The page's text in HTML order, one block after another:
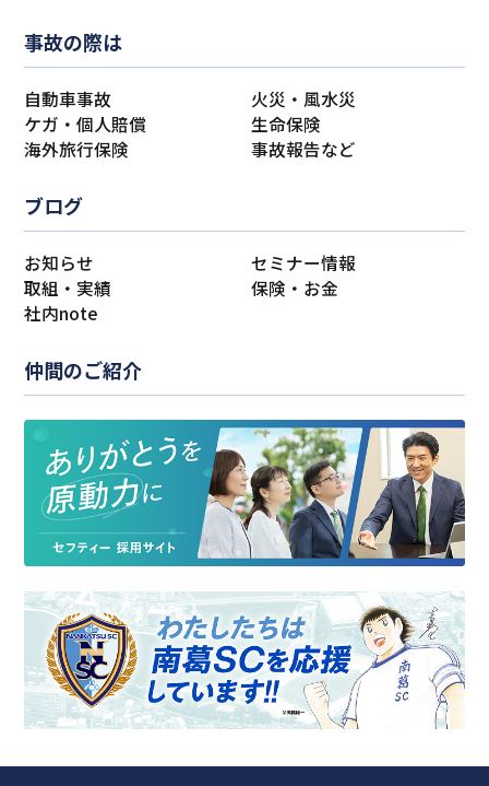
事故の際は
自動車事故
火災・風水災
ケガ・個人賠償
生命保険
海外旅行保険
事故報告など
ブログ
お知らせ
セミナー情報
取組・実績
保険・お金
社内note
仲間のご紹介